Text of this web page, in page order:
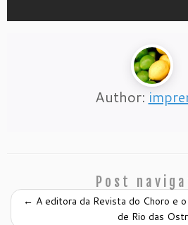
Author:
Post
← A editora da Revista do Choro e
de Rio das